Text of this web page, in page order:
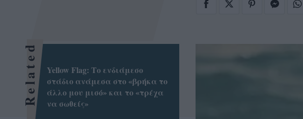
Related
Yellow Flag: Το ενδιάμεσο
στάδιο ανάμεσα στο «βρήκα το
άλλο μου μισό» και το «τρέχα
να σωθείς»